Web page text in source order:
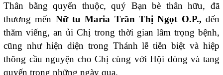
Thân bằng quyến thuộc, quý Bạn bè thân hữu, đã
thương mến Nữ tu Maria Trần Thị Ngọt O.P.,đến
thăm viếng, an ủi Chị trong thời gian lâm trọng bệnh,
cũng như hiện diện trong Thánh lễ tiễn biệt và hiệp
thông cầu nguyện cho Chị cùng với Hội dòng và tang
quyến trong những ngày qua.